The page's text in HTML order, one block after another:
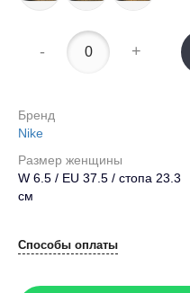
- +
Бренд
Nike
Размер женщины
W 6.5 / EU 37.5 / стопа 23.3
см
Способы оплаты